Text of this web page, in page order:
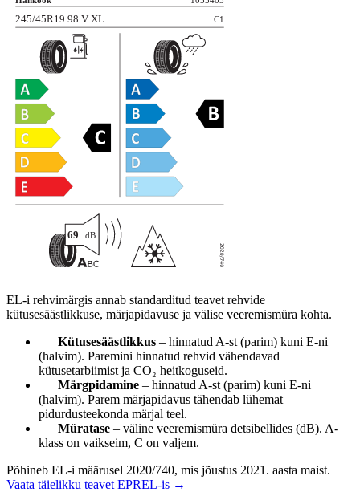
EL-i rehvimärgis annab standarditud teavet rehvide
kütusesäästlikkuse, märjapidavuse ja välise veeremismüra kohta.
Kütusesäästlikkus – hinnatud A-st (parim) kuni E-ni
(halvim). Paremini hinnatud rehvid vähendavad
kütusetarbiimist ja CO₂ heitkoguseid.
Märgpidamine – hinnatud A-st (parim) kuni E-ni
(halvim). Parem märjapidavus tähendab lühemat
pidurdusteekonda märjal teel.
Müratase – väline veeremismüra detsibellides (dB). A-
klass on vaikseim, C on valjem.
Põhineb EL-i määrusel 2020/740, mis jõustus 2021. aasta maist.
Vaata täielikku teavet EPREL-is →